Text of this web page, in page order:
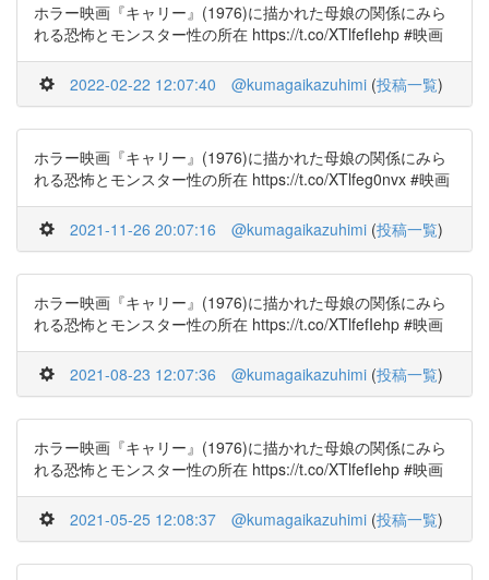
ホラー映画『キャリー』(1976)に描かれた母娘の関係にみら
れる恐怖とモンスター性の所在 https://t.co/XTlfefIehp #映画
2022-02-22 12:07:40 @kumagaikazuhimi (投稿一覧)
ホラー映画『キャリー』(1976)に描かれた母娘の関係にみら
れる恐怖とモンスター性の所在 https://t.co/XTlfeg0nvx #映画
2021-11-26 20:07:16 @kumagaikazuhimi (投稿一覧)
ホラー映画『キャリー』(1976)に描かれた母娘の関係にみら
れる恐怖とモンスター性の所在 https://t.co/XTlfefIehp #映画
2021-08-23 12:07:36 @kumagaikazuhimi (投稿一覧)
ホラー映画『キャリー』(1976)に描かれた母娘の関係にみら
れる恐怖とモンスター性の所在 https://t.co/XTlfefIehp #映画
2021-05-25 12:08:37 @kumagaikazuhimi (投稿一覧)